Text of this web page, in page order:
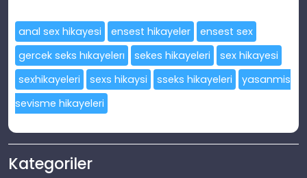
anal sex hikayesi ensest hikayeler
ensest sex
gercek seks hıkayelerı
sekes hikayeleri
sex hikayesi
sexhikayeleri
sexs hikaysi sseks hikayeleri
yasanmis
sevisme hikayeleri
Kategoriler